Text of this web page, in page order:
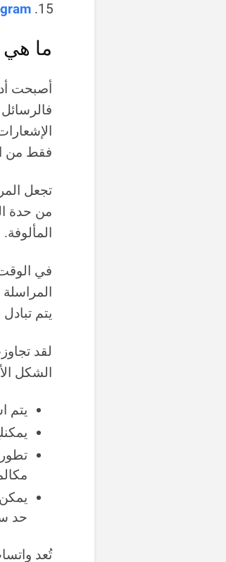
ما هي
أصبحت
فقط من
تجعل
من حدة
المألوفة.
في
يتم تبادل 50 مليار رسالة يومياً عبر واتساب وفيسبوك ماسنجر.
لقد
الشكل
يتم
حد